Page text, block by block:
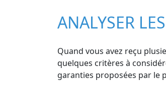
ANALYSER
Quand vous avez reçu
quelques critères à
garanties proposées par le